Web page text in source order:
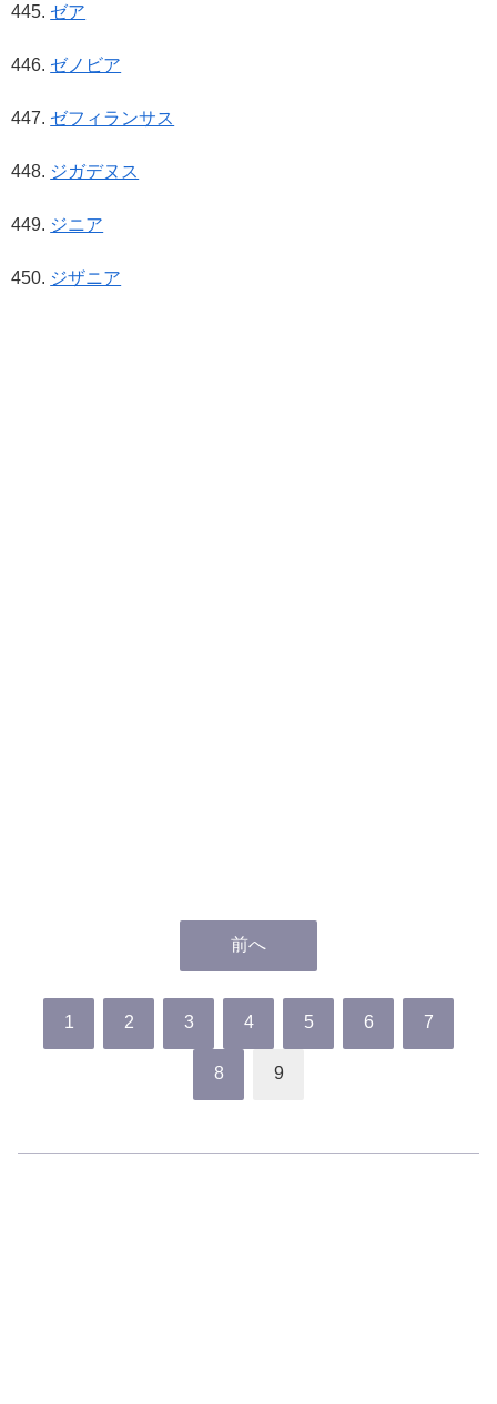
ゼア
ゼノビア
ゼフィランサス
ジガデヌス
ジニア
ジザニア
前へ
1 2 3 4 5 6 7
8 9